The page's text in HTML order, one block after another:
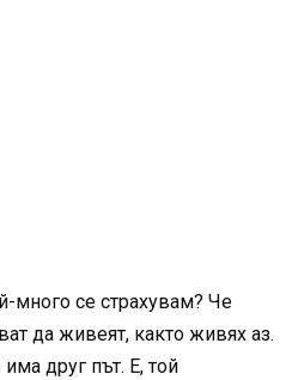
много се страхувам? Че
да живеят, както живях аз.
друг път. Е, той